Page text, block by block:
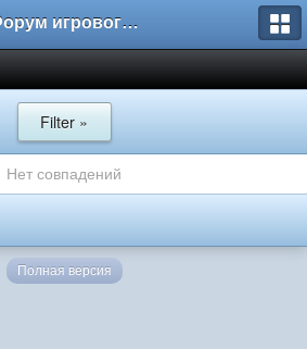
Форум игрового проекта Riverrise
Filter »
Нет совпадений
Полная версия